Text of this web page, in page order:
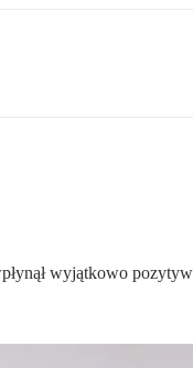
wyjątkowo